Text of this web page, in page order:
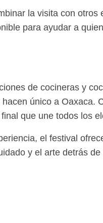
la visita con
para ayudar a
de cocineras y
único a Oaxaca.
que une todos los
el festival
y el arte detrás